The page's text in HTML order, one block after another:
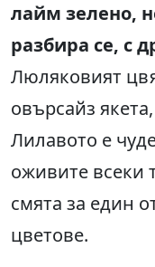
лайм зелено,
разбира се, с
Люляковият
овърсайз
Лилавото е
оживите всеки
смята за един
цветове.